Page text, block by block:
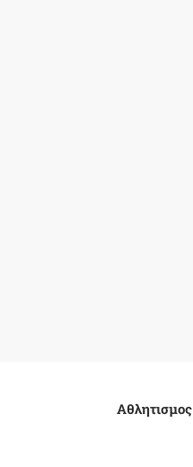
Αθλητισμος